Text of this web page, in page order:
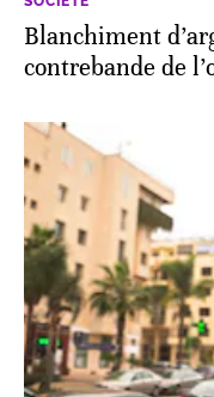
Blanchiment
contrebande de